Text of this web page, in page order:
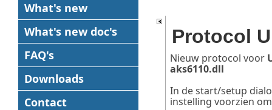
What's new
What's new doc's
FAQ's
Downloads
Contact
Protocol
Nieuw protocol voor
aks6110.dll
In de start/setup
instelling voorzien